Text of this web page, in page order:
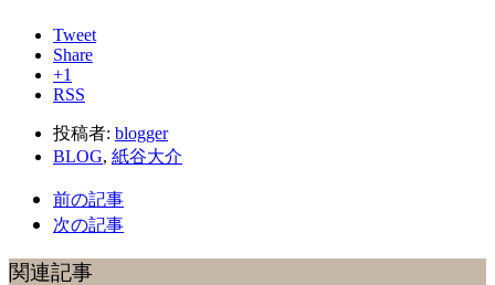
Tweet
Share
+1
RSS
投稿者: blogger
BLOG, 紙谷大介
前の記事
次の記事
関連記事